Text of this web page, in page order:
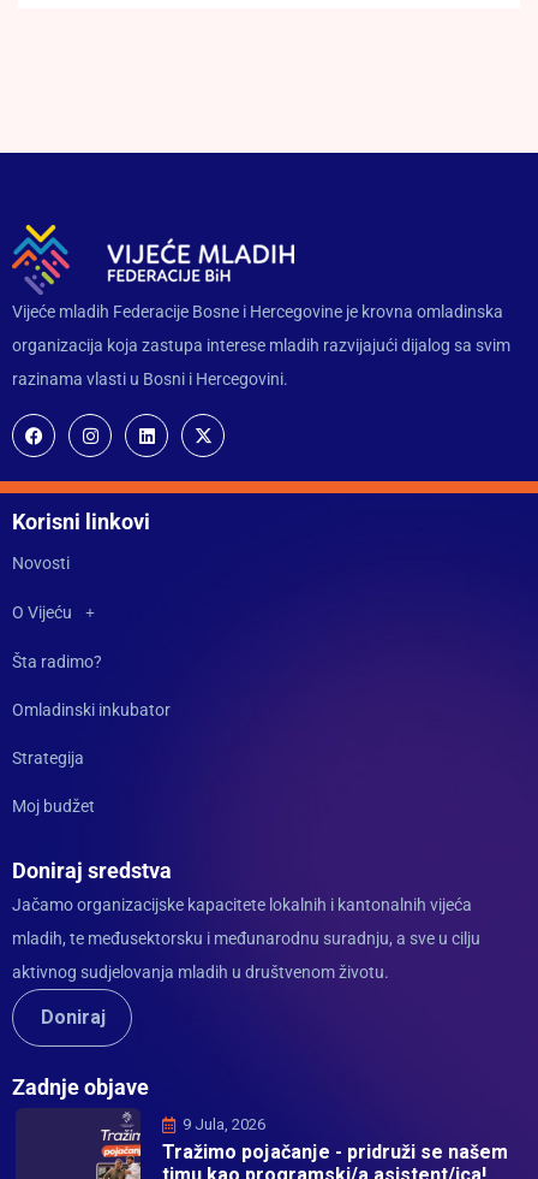
Vijeće mladih Federacije Bosne i Hercegovine je krovna omladinska
organizacija koja zastupa interese mladih razvijajući dijalog sa svim
razinama vlasti u Bosni i Hercegovini.
Korisni linkovi
Novosti
O Vijeću
Šta radimo?
Omladinski inkubator
Strategija
Moj budžet
Doniraj sredstva
Jačamo organizacijske kapacitete lokalnih i kantonalnih vijeća
mladih, te međusektorsku i međunarodnu suradnju, a sve u cilju
aktivnog sudjelovanja mladih u društvenom životu.
Doniraj
Zadnje objave
9 Jula, 2026
Tražimo pojačanje - pridruži se našem